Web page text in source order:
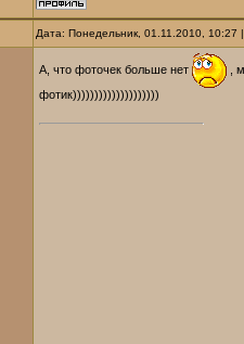
Дата: Понедельник, 01.11.2010,
А, что фоточек больше нет
,
фотик))))))))))))))))))))